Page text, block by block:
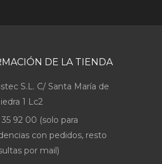
DE LA TIENDA
S.L. C/ Santa María de
1 Lc2
35 92 00 (solo para
con pedidos, resto
por mail)